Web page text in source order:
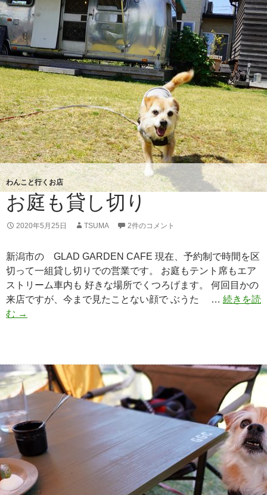
ス
カ
イ
営
業
再
開
わんこと行くお店
お庭も貸し切り
2020年5月25日 TSUMA 2件のコメント
新潟市の GLAD GARDEN CAFE 現在、予約制で時間を区
切って一組貸し切りでの営業です。 お庭もテント席もエア
ストリーム車内も 好きな場所でくつろげます。 何回目かの
来店ですが、今まで見たことない顔で ぶうた … 続きを読
む お
し
切
→